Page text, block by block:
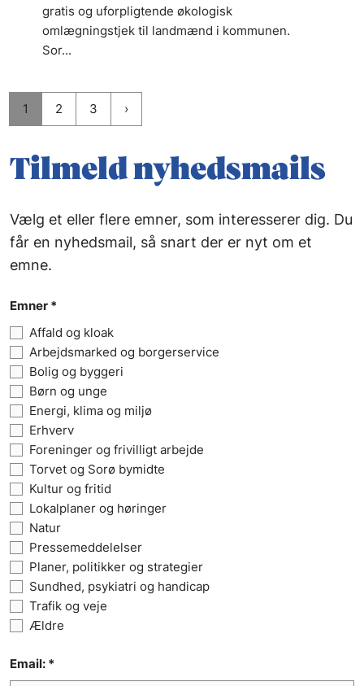
gratis og uforpligtende økologisk
omlægningstjek til landmænd i kommunen.
Sor...
1 2 3
Tilmeld nyhedsmails
Vælg et eller flere emner, som interesserer dig. Du
får en nyhedsmail, så snart der er nyt om et
emne.
Emner *
Affald og kloak
Arbejdsmarked og borgerservice
Bolig og byggeri
Børn og unge
Energi, klima og miljø
Erhverv
Foreninger og frivilligt arbejde
Torvet og Sorø bymidte
Kultur og fritid
Lokalplaner og høringer
Natur
Pressemeddelelser
Planer, politikker og strategier
Sundhed, psykiatri og handicap
Trafik og veje
Ældre
Email: *